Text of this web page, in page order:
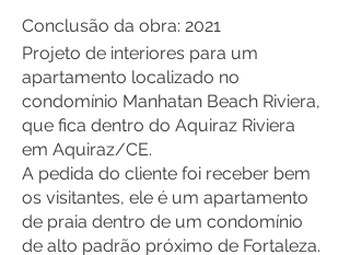
Conclusão da obra: 2021
Projeto de interiores para um
apartamento localizado no
condomínio Manhatan Beach Riviera,
que fica dentro do Aquiraz Riviera
em Aquiraz/CE.
A pedida do cliente foi receber bem
os visitantes, ele é um apartamento
de praia dentro de um condomínio
de alto padrão próximo de Fortaleza.